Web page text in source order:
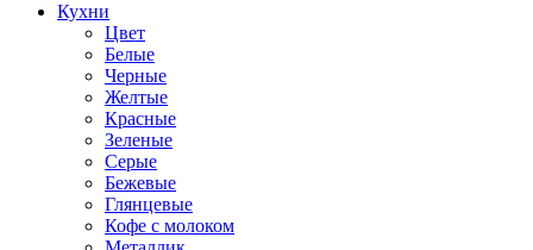
Кухни
Цвет
Белые
Черные
Желтые
Красные
Зеленые
Серые
Бежевые
Глянцевые
Кофе с молоком